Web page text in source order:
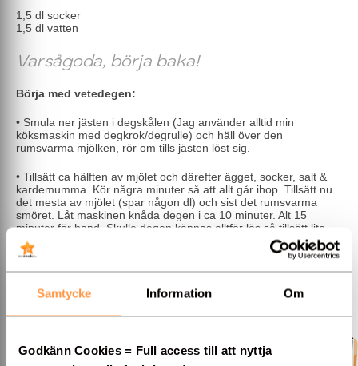
Samtycke Information Om
Godkänn Cookies = Full access till att nyttja
1,5 dl socker
1,5 dl vatten
Varsågoda, börja baka!
Börja med vetedegen:
• Smula ner jästen i degskålen (Jag använder alltid min
köksmaskin med degkrok/degrulle) och häll över den
rumsvarma mjölken, rör om tills jästen löst sig.
• Tillsätt ca hälften av mjölet och därefter ägget, socker, salt &
kardemumma. Kör några minuter så att allt går ihop. Tillsätt nu
det mesta av mjölet (spar någon dl) och sist det rumsvarma
smöret. Låt maskinen knåda degen i ca 10 minuter. Alt 15
minuter för hand. Skulle degen kännas alltför lös så tillsätt lite
mer mjöl. Degen skall vara blank och smidig när den är klar och
hellre lite lös än för mjölstinn.
minuter. Jag brukar låta den vila i en stor vid skål, där den har